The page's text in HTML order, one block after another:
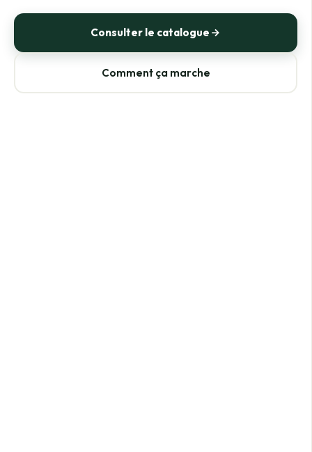
Consulter le catalogue
Comment ça marche